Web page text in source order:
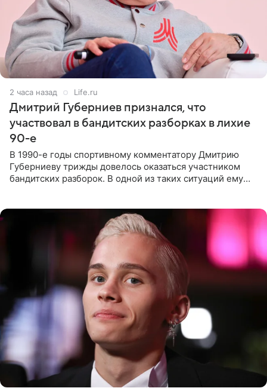
2 часа назад Life.ru
Дмитрий Губерниев признался, что
участвовал в бандитских разборках в лихие
90-е
В 1990-е годы спортивному комментатору Дмитрию
Губерниеву трижды довелось оказаться участником
бандитских разборок. В одной из таких ситуаций ему